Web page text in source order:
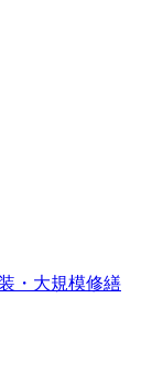
・大規模修繕